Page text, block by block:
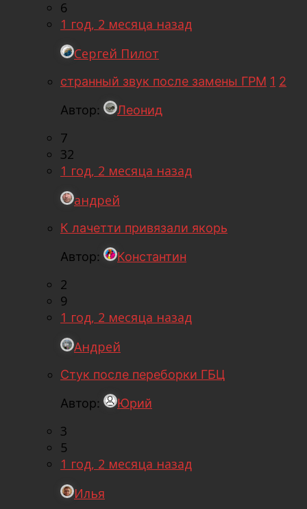
6
1 год, 2 месяца назад
Сергей Пилот
странный звук после замены ГРМ 1 2
Автор:
Леонид
7
32
1 год, 2 месяца назад
андрей
К лачетти привязали якорь
Автор:
Константин
2
9
1 год, 2 месяца назад
Андрей
Стук после переборки ГБЦ
Автор:
Юрий
3
5
1 год, 2 месяца назад
Илья